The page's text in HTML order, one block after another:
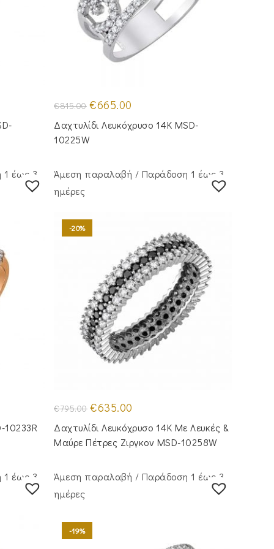
€815.00 Original
price
was:
€815.00.
€665.00
είναι:
Δαχτυλίδι Λευκόχρυσο 14Κ MSD-
10225W
έως 3
10233R
Άμεση παραλαβή / Παράδoση 1 έως 3
ημέρες
-20%
€795.00 Original
price
was:
€795.00.
€635.00
είναι:
€635.00.
Δαχτυλίδι Λευκόχρυσο 14K Με Λευκές &
Μαύρε Πέτρες Ζιργκον MSD-10258W
έως 3
Άμεση παραλαβή / Παράδoση 1 έως 3
ημέρες
-19%